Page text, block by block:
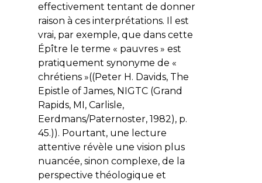
effectivement tentant de donner
raison à ces interprétations. Il est
vrai, par exemple, que dans cette
Épître le terme « pauvres » est
pratiquement synonyme de «
chrétiens »((Peter H. Davids, The
Epistle of James, NIGTC (Grand
Rapids, MI, Carlisle,
Eerdmans/Paternoster, 1982), p.
45.)). Pourtant, une lecture
attentive révèle une vision plus
nuancée, sinon complexe, de la
perspective théologique et